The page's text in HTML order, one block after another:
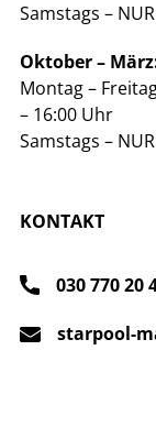
Samstags –
Oktober –
Montag –
– 16:00 Uhr
Samstags –
KONTAKT
030 770 20
starpool-